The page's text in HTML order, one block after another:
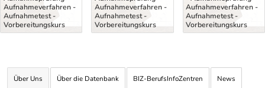
Aufnahmeverfahren -
Aufnahmetest -
Vorbereitungskurs
Aufnahmeverfahren -
Aufnahmetest -
Vorbereitungskurs
Aufnahmeverfahren -
Aufnahmetest -
Vorbereitungskurs
Über Uns Über die Datenbank BIZ-BerufsInfoZentren News